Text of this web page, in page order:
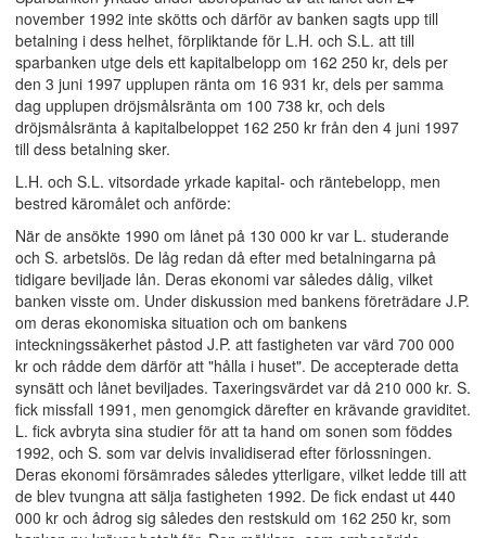
november 1992 inte skötts och därför av banken sagts upp till
betalning i dess helhet, förpliktande för L.H. och S.L. att till
sparbanken utge dels ett kapitalbelopp om 162 250 kr, dels per
den 3 juni 1997 upplupen ränta om 16 931 kr, dels per samma
dag upplupen dröjsmålsränta om 100 738 kr, och dels
dröjsmålsränta å kapitalbeloppet 162 250 kr från den 4 juni 1997
till dess betalning sker.
L.H. och S.L. vitsordade yrkade kapital- och räntebelopp, men
bestred käromålet och anförde:
När de ansökte 1990 om lånet på 130 000 kr var L. studerande
och S. arbetslös. De låg redan då efter med betalningarna på
tidigare beviljade lån. Deras ekonomi var således dålig, vilket
banken visste om. Under diskussion med bankens företrädare J.P.
om deras ekonomiska situation och om bankens
inteckningssäkerhet påstod J.P. att fastigheten var värd 700 000
kr och rådde dem därför att "hålla i huset". De accepterade detta
synsätt och lånet beviljades. Taxeringsvärdet var då 210 000 kr. S.
fick missfall 1991, men genomgick därefter en krävande graviditet.
L. fick avbryta sina studier för att ta hand om sonen som föddes
1992, och S. som var delvis invalidiserad efter förlossningen.
Deras ekonomi försämrades således ytterligare, vilket ledde till att
de blev tvungna att sälja fastigheten 1992. De fick endast ut 440
000 kr och ådrog sig således den restskuld om 162 250 kr, som